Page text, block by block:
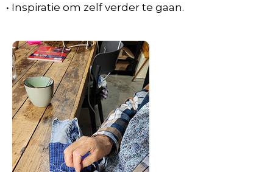
• Inspiratie om zelf verder te gaan.